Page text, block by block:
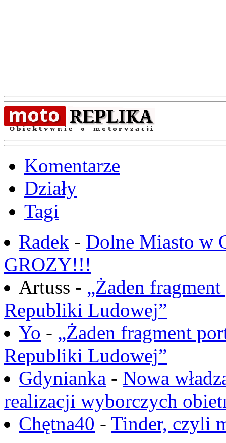
Komentarze
Działy
Tagi
Radek - Dolne Miasto w
GROZY!!!
Artuss - „Żaden
Republiki Ludowej”
Yo - „Żaden fragment
Republiki Ludowej”
Gdynianka - Nowa
realizacji wyborczych
Chętna40 - Tinder, czyli